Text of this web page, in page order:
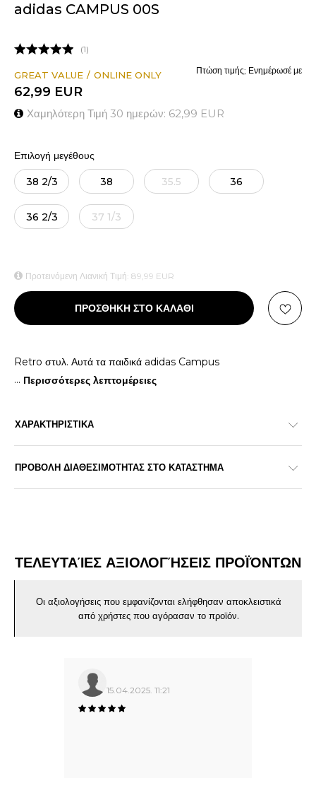
adidas CAMPUS 00S
1
GREAT VALUE ONLINE ONLY
62,99 EUR
Χαμηλότερη Τιμή 30 ημερών: 62,99 EUR
Πτώση τιμής; Ενημέρωσέ με
Επιλογή μεγέθους
38 2/3 38 35.5 36
36 2/3 37 1/3
Προτεινόμενη Λιανική Τιμή: 89,99 EUR
ΠΡΟΣΘΗΚΗ ΣΤΟ ΚΑΛΑΘΙ
Retro στυλ. Αυτά τα παιδικά adidas Campus
... Περισσότερες λεπτομέρειες
ΧΑΡΑΚΤΗΡΙΣΤΙΚΑ
ΠΡΟΒΟΛΗ ΔΙΑΘΕΣΙΜΟΤΗΤΑΣ ΣΤΟ ΚΑΤΑΣΤΗΜΑ
ΤΕΛΕΥΤΑΊΕΣ ΑΞΙΟΛΟΓΉΣΕΙΣ ΠΡΟΪΌΝΤΩΝ
Οι αξιολογήσεις που εμφανίζονται ελήφθησαν αποκλειστικά
από χρήστες που αγόρασαν το προϊόν.
15.04.2025. 11:21